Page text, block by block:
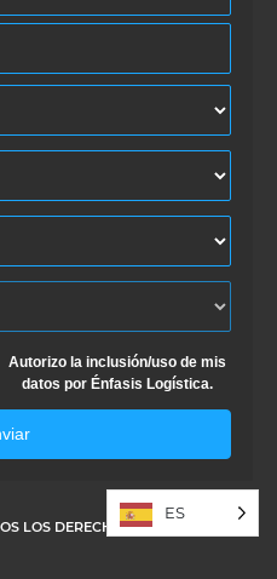
Autorizo la inclusión/uso de mis
datos por Énfasis Logística.
LOS DERECHOS RESERVADOS
ES